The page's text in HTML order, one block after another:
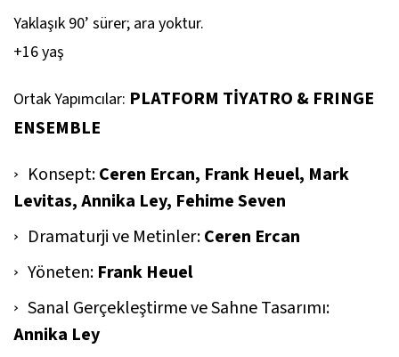
Yaklaşık 90’ sürer; ara yoktur.
+16 yaş
Ortak Yapımcılar: PLATFORM TİYATRO & FRINGE
ENSEMBLE
Konsept:Ceren Ercan, Frank Heuel, Mark
Levitas, Annika Ley, Fehime Seven
Dramaturji ve Metinler:Ceren Ercan
Yöneten: Frank Heuel
Sanal Gerçekleştirme ve Sahne Tasarımı:
Annika Ley